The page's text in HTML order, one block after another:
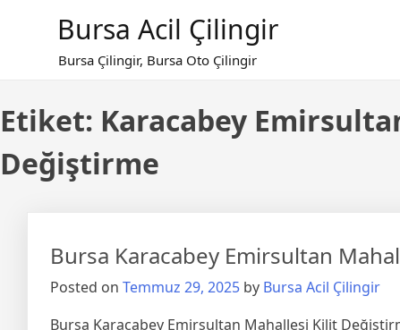
Bursa Acil Çilingir
Bursa Çilingir, Bursa Oto Çilingir
Etiket: Karacabey
Değiştirme
Bursa Karacabey Emirsultan
Posted on Temmuz 29, 2025 by Bursa Acil Çilingir
Bursa Karacabey Emirsultan Mahallesi Kilit